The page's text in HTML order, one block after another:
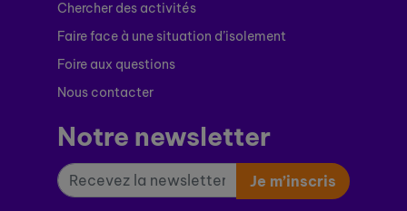
Chercher des activités
Faire face à une situation d’isolement
Foire aux questions
Nous contacter
Notre newsletter
Je m’inscris